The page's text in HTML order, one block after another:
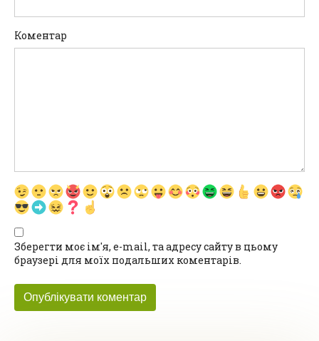
Коментар
Зберегти моє ім'я, e-mail, та адресу сайту в цьому
браузері для моїх подальших коментарів.